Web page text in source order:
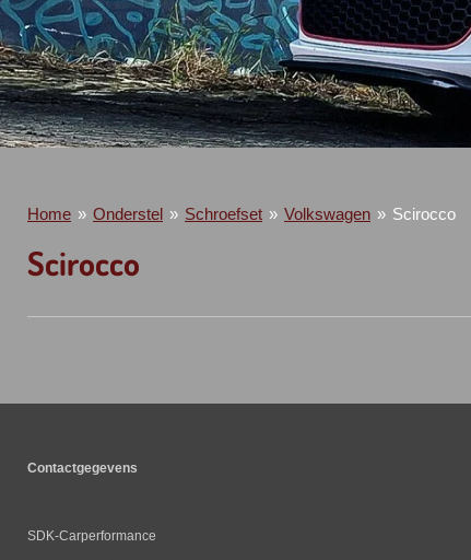
Home » Onderstel » Schroefset » Volkswagen » Scirocco
Scirocco
Contactgegevens
SDK-Carperformance